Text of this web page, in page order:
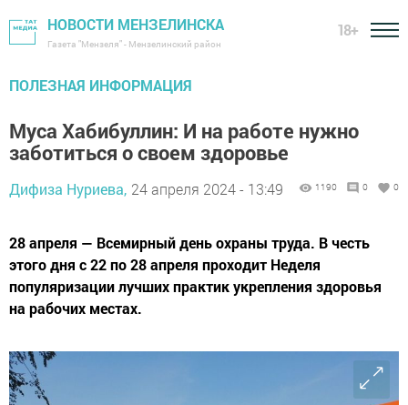
НОВОСТИ МЕНЗЕЛИНСКА
Газета "Мензеля" - Мензелинский район
18+
ПОЛЕЗНАЯ ИНФОРМАЦИЯ
Муса Хабибуллин: И на работе нужно
заботиться о своем здоровье
Дифиза Нуриева, 24 апреля 2024 - 13:49 1190 0 0
28 апреля — Всемирный день охраны труда. В честь
этого дня с 22 по 28 апреля проходит Неделя
популяризации лучших практик укрепления здоровья
на рабочих местах.